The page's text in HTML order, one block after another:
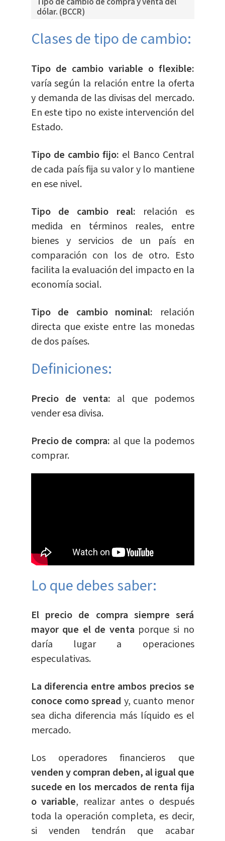
dólar. (BCCR)
Clases de tipo de cambio:
Tipo de cambio variable o flexible:
varía según la relación entre la oferta
y demanda de las divisas del mercado.
En este tipo no existe intervención del
Estado.
Tipo de cambio fijo: el Banco Central
de cada país fija su valor y lo mantiene
en ese nivel.
Tipo de cambio real: relación es
medida en términos reales, entre
bienes y servicios de un país en
comparación con los de otro. Esto
facilita la evaluación del impacto en la
economía social.
Tipo de cambio nominal: relación
directa que existe entre las monedas
de dos países.
Definiciones:
Precio de venta: al que podemos
vender esa divisa.
Precio de compra: al que la podemos
comprar.
Lo que debes saber:
El precio de compra siempre será
mayor que el de venta porque si no
daría lugar a operaciones
especulativas.
La diferencia entre ambos precios se
conoce como spread y, cuanto menor
sea dicha diferencia más líquido es el
mercado.
Los operadores financieros que
venden y compran deben, al igual que
sucede en los mercados de renta fija
o variable, realizar antes o después
toda la operación completa, es decir,
si venden tendrán que acabar